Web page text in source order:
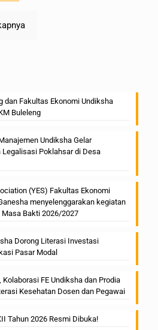
dan Fakultas Ekonomi Undiksha
Buleleng
Undiksha Gelar
Poklahsar di Desa
(YES) Fakultas Ekonomi
menyelenggarakan kegiatan
Bakti 2026/2027
Dorong Literasi Investasi
Pasar Modal
FE Undiksha dan Prodia
Kesehatan Dosen dan Pegawai
Tahun 2026 Resmi Dibuka!